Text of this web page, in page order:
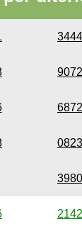
3444
9072
6872
0823
3980
2142